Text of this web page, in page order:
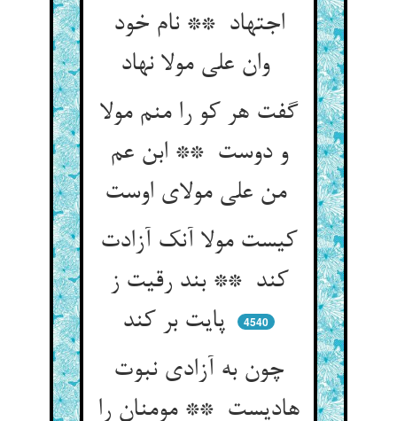
اجتهاد ** نام خود
وان علی مولا نهاد
گفت هر کو را منم مولا
و دوست ** ابن عم
من علی مولای اوست
کیست مولا آنک آزادت
کند ** بند رقیت ز
4540
چون به آزادی نبوت
هادیست ** مومنان را